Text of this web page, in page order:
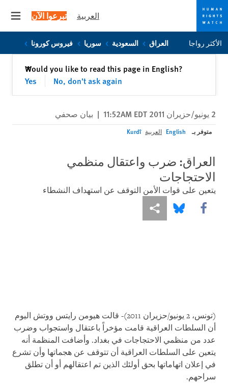
Skip
to
Skip
to
العربية تبرعوا الآن
الأكثر رواجا العراق السعودية سوريا فيروس كورونا
Would you like to read this page in English?
Yes
No, don't ask again
✕إغلاق
2 يونيو/حزيران 2011 11:52AM EDT | بيان صحفي
متوفر بـ English العربية Kurdî
العراق: ضرب واعتقال منظمي
الاحتجاجات
يتعين على قوات الأمن التوقف عن استهداف النشطاء
Share this via Facebook
Share this via Bluesky
Share this via مشاركة
(تونس، 2 يونيو/حزيران 2011)- قالت هيومن رايتس ووتش اليوم
أن السلطات العراقية قامت مؤخراً باعتقال واستجواب وضرب
عدد من منظمي الاحتجاجات في بغداد. وأضافت المنظمة أنه
يتعين على السلطات العراقية أن تتوقف عن هجماتها وأن تشرع
في إعلان اتهاماتها بحق أولئك الذين تم اعتقالهم أو أن تطلق
سراحهم.